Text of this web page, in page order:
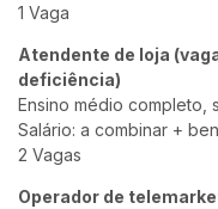
1 Vaga
Atendente de loja
deficiência)
Ensino médio completo,
Salário: a combinar +
2 Vagas
Operador de